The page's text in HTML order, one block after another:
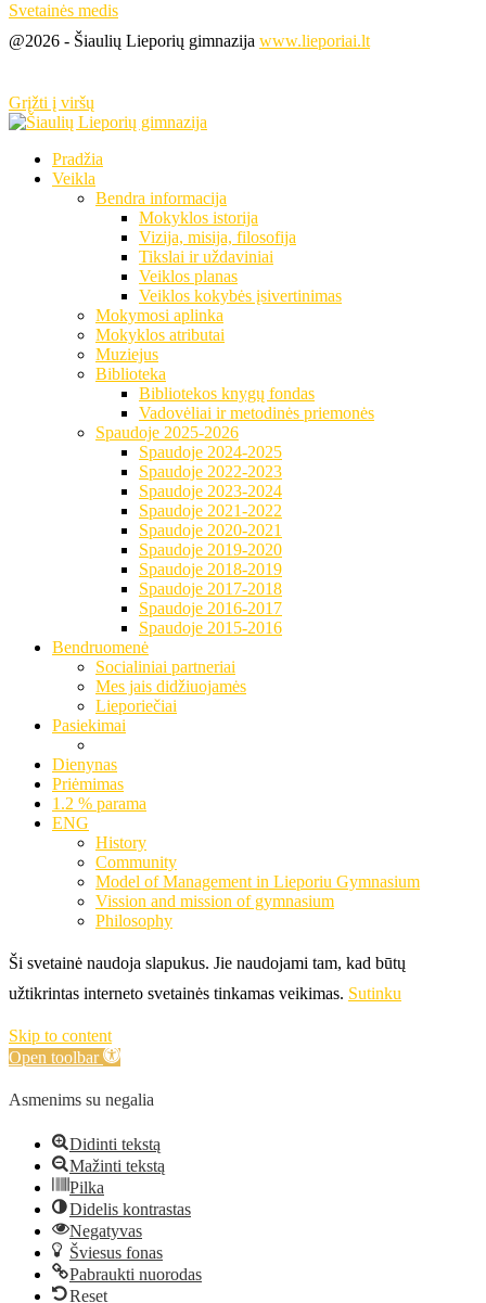
Svetainės medis
@2026 - Šiaulių Lieporių gimnazija www.lieporiai.lt
Grįžti į viršų
Pradžia
Veikla
Bendra informacija
Mokyklos istorija
Vizija, misija, filosofija
Tikslai ir uždaviniai
Veiklos planas
Veiklos kokybės įsivertinimas
Mokymosi aplinka
Mokyklos atributai
Muziejus
Biblioteka
Bibliotekos knygų fondas
Vadovėliai ir metodinės priemonės
Spaudoje 2025-2026
Spaudoje 2024-2025
Spaudoje 2022-2023
Spaudoje 2023-2024
Spaudoje 2021-2022
Spaudoje 2020-2021
Spaudoje 2019-2020
Spaudoje 2018-2019
Spaudoje 2017-2018
Spaudoje 2016-2017
Spaudoje 2015-2016
Bendruomenė
Socialiniai partneriai
Mes jais didžiuojamės
Lieporiečiai
Pasiekimai
Dienynas
Priėmimas
1.2 % parama
ENG
History
Community
Model of Management in Lieporiu Gymnasium
Vission and mission of gymnasium
Philosophy
Ši svetainė naudoja slapukus. Jie naudojami tam, kad būtų
užtikrintas interneto svetainės tinkamas veikimas. Sutinku
Skip to content
Open toolbar
Asmenims su negalia
Didinti tekstą
Mažinti tekstą
Pilka
Didelis kontrastas
Negatyvas
Šviesus fonas
Pabraukti nuorodas
Reset